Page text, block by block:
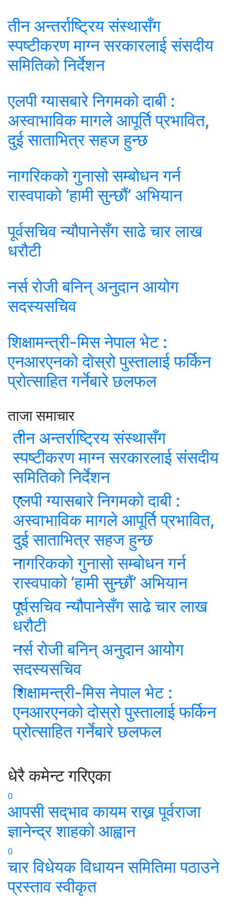
तीन अन्तर्राष्ट्रिय संस्थासँग
स्पष्टीकरण माग्न सरकारलाई संसदीय
समितिको निर्देशन
एलपी ग्यासबारे निगमको दाबी :
अस्वाभाविक मागले आपूर्ति प्रभावित,
दुई साताभित्र सहज हुन्छ
नागरिकको गुनासो सम्बोधन गर्न
रास्वपाको ‘हामी सुन्छौं’ अभियान
पूर्वसचिव न्यौपानेसँग साढे चार लाख
धरौटी
नर्स रोजी बनिन् अनुदान आयोग
सदस्यसचिव
शिक्षामन्त्री-मिस नेपाल भेट :
एनआरएनको दोस्रो पुस्तालाई फर्किन
प्रोत्साहित गर्नेबारे छलफल
ताजा समाचार
तीन अन्तर्राष्ट्रिय संस्थासँग
स्पष्टीकरण माग्न सरकारलाई संसदीय
समितिको निर्देशन
एलपी ग्यासबारे निगमको दाबी :
अस्वाभाविक मागले आपूर्ति प्रभावित,
दुई साताभित्र सहज हुन्छ
नागरिकको गुनासो सम्बोधन गर्न
रास्वपाको ‘हामी सुन्छौं’ अभियान
पूर्वसचिव न्यौपानेसँग साढे चार लाख
धरौटी
नर्स रोजी बनिन् अनुदान आयोग
सदस्यसचिव
शिक्षामन्त्री-मिस नेपाल भेट :
एनआरएनको दोस्रो पुस्तालाई फर्किन
प्रोत्साहित गर्नेबारे छलफल
धेरै कमेन्ट गरिएका
0
आपसी सद्‌भाव कायम राख्न पूर्वराजा
ज्ञानेन्द्र शाहको आह्वान
0
चार विधेयक विधायन समितिमा पठाउने
प्रस्ताव स्वीकृत